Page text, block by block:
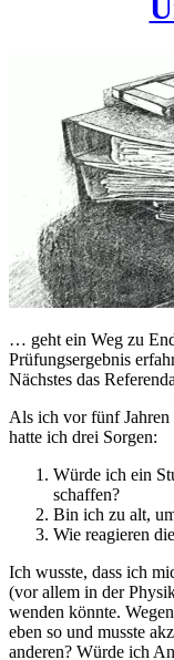
… geht ein Weg zu
Prüfungsergebnis
Nächstes das
Als ich vor fünf
hatte ich drei Sorgen:
Würde ich ein
schaffen?
Bin ich zu alt,
Wie reagieren
Ich wusste, dass ich
(vor allem in der
wenden könnte.
eben so und musste
anderen? Würde ich